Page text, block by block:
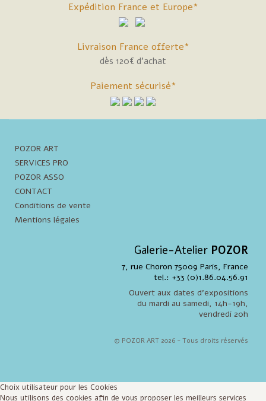
Expédition France et Europe*
Livraison France offerte*
dès 120€ d'achat
Paiement sécurisé*
POZOR ART
SERVICES PRO
POZOR ASSO
CONTACT
Conditions de vente
Mentions légales
Galerie-Atelier POZOR
7, rue Choron 75009 Paris, France
tel.: +33 (0)1.86.04.56.91
Ouvert aux dates d'expositions
du mardi au samedi, 14h-19h,
vendredi 20h
© POZOR ART 2026 - Tous droits réservés
Choix utilisateur pour les Cookies
Nous utilisons des cookies afin de vous proposer les meilleurs services